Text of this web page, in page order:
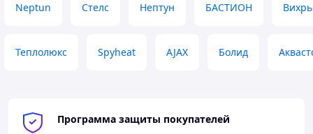
Neptun Стелс Нептун БАСТИОН Вихрь
Теплолюкс Spyheat AJAX Болид
Программа защиты покупателей